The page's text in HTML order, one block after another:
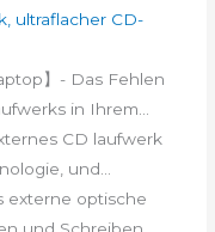
ultraflacher CD-
】- Das Fehlen
in Ihrem...
CD laufwerk
und...
externe optische